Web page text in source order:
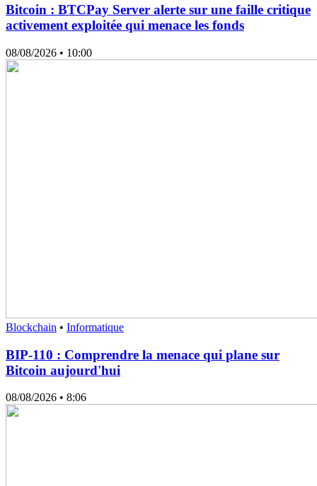
Bitcoin : BTCPay Server alerte sur une faille critique
activement exploitée qui menace les fonds
08/08/2026 • 10:00
Blockchain • Informatique
BIP-110 : Comprendre la menace qui plane sur
Bitcoin aujourd'hui
08/08/2026 • 8:06